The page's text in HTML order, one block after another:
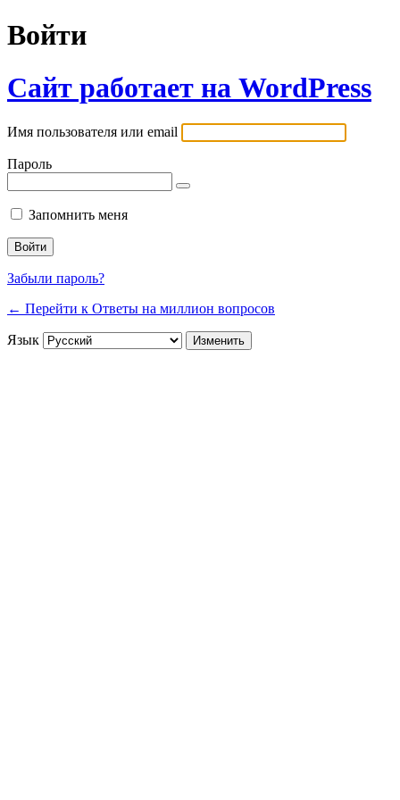
Войти
Сайт работает на WordPress
Имя пользователя или email
Пароль
Запомнить меня
Забыли пароль?
← Перейти к Ответы на миллион вопросов
Язык